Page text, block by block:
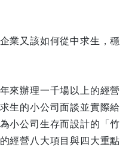
業又該如何從中求生，穩
來辦理一千場以上的經營
生的小公司面談並實際給
小公司生存而設計的「竹
經營八大項目與四大重點